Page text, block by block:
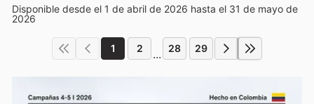
Disponible desde el 1 de abril de 2026 hasta el 31 de mayo de
2026
1 2 ... 28 29